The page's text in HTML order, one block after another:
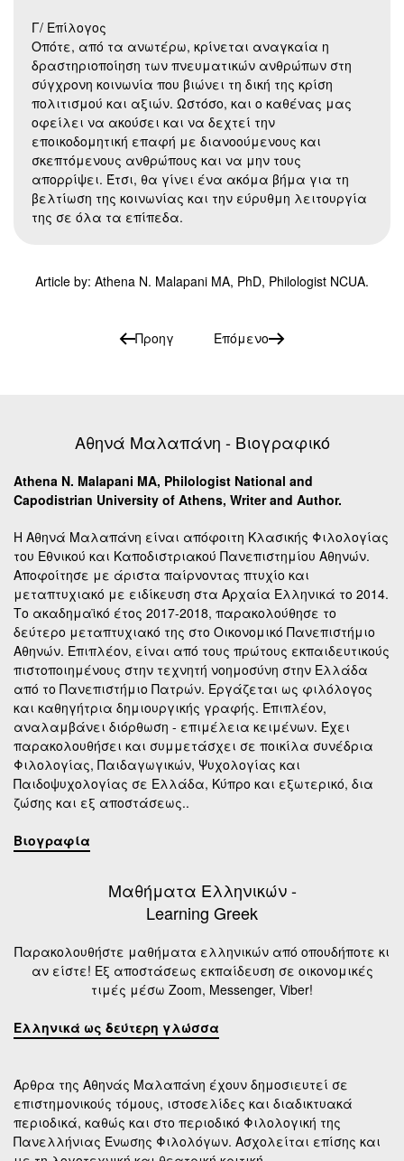
Γ/ Επίλογος
Οπότε, από τα ανωτέρω, κρίνεται αναγκαία η
δραστηριοποίηση των πνευματικών ανθρώπων στη
σύγχρονη κοινωνία που βιώνει τη δική της κρίση
πολιτισμού και αξιών. Ωστόσο, και ο καθένας μας
οφείλει να ακούσει και να δεχτεί την
εποικοδομητική επαφή με διανοούμενους και
σκεπτόμενους ανθρώπους και να μην τους
απορρίψει. Έτσι, θα γίνει ένα ακόμα βήμα για τη
βελτίωση της κοινωνίας και την εύρυθμη λειτουργία
της σε όλα τα επίπεδα.
Article by: Athena N. Malapani MA, PhD, Philologist NCUA.
Προηγ Επόμενο
Αθηνά Μαλαπάνη - Βιογραφικό
Athena N. Malapani MA, Philologist National and
Capodistrian University of Athens, Writer and Author.
Η Αθηνά Μαλαπάνη είναι απόφοιτη Κλασικής Φιλολογίας
του Εθνικού και Καποδιστριακού Πανεπιστημίου Αθηνών.
Αποφοίτησε με άριστα παίρνοντας πτυχίο και
μεταπτυχιακό με ειδίκευση στα Αρχαία Ελληνικά το 2014.
Το ακαδημαϊκό έτος 2017-2018, παρακολούθησε το
δεύτερο μεταπτυχιακό της στο Οικονομικό Πανεπιστήμιο
Αθηνών. Επιπλέον, είναι από τους πρώτους εκπαιδευτικούς
πιστοποιημένους στην τεχνητή νοημοσύνη στην Ελλάδα
από το Πανεπιστήμιο Πατρών. Εργάζεται ως φιλόλογος
και καθηγήτρια δημιουργικής γραφής. Επιπλέον,
αναλαμβάνει διόρθωση - επιμέλεια κειμένων. Έχει
παρακολουθήσει και συμμετάσχει σε ποικίλα συνέδρια
Φιλολογίας, Παιδαγωγικών, Ψυχολογίας και
Παιδοψυχολογίας σε Ελλάδα, Κύπρο και εξωτερικό, δια
ζώσης και εξ αποστάσεως..
Βιογραφία
Μαθήματα Ελληνικών -
Learning Greek
Παρακολουθήστε μαθήματα ελληνικών από οπουδήποτε κι
αν είστε! Εξ αποστάσεως εκπαίδευση σε οικονομικές
τιμές μέσω Zoom, Messenger, Viber!
Ελληνικά ως δεύτερη γλώσσα
Άρθρα της Αθηνάς Μαλαπάνη έχουν δημοσιευτεί σε
επιστημονικούς τόμους, ιστοσελίδες και διαδικτυακά
περιοδικά, καθώς και στο περιοδικό Φιλολογική της
Πανελλήνιας Ένωσης Φιλολόγων. Ασχολείται επίσης και